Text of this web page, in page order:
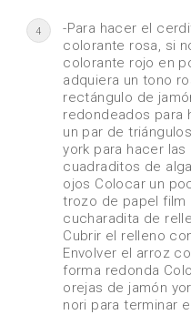
4
-Para hacer el
colorante rosa, si
colorante rojo en
adquiera un tono
rectángulo de
redondeados para
un par de
york para hacer
cuadraditos de
ojos Colocar un
trozo de papel film
cucharadita de
Cubrir el relleno
Envolver el arroz
forma redonda
orejas de jamón
nori para terminar